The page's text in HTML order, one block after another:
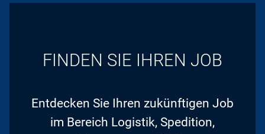
FINDEN SIE IHREN JOB
Entdecken Sie Ihren zukünftigen Job
im Bereich Logistik, Spedition,